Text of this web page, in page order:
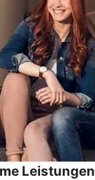
Leistungen